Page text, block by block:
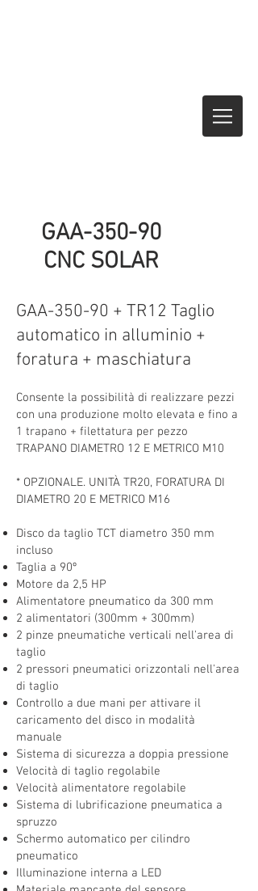
GAA-350-90
CNC SOLAR
GAA-350-90 + TR12 Taglio
automatico in alluminio +
foratura + maschiatura
Consente la possibilità di realizzare pezzi
con una produzione molto elevata e fino a
1 trapano + filettatura per pezzo
TRAPANO DIAMETRO 12 E METRICO M10
* OPZIONALE. UNITÀ TR20, FORATURA DI
DIAMETRO 20 E METRICO M16
Disco da taglio TCT diametro 350 mm
incluso
Taglia a 90º
Motore da 2,5 HP
Alimentatore pneumatico da 300 mm
2 alimentatori (300mm + 300mm)
2 pinze pneumatiche verticali nell'area di
taglio
2 pressori pneumatici orizzontali nell'area
di taglio
Controllo a due mani per attivare il
caricamento del disco in modalità
manuale
Sistema di sicurezza a doppia pressione
Velocità di taglio regolabile
Velocità alimentatore regolabile
Sistema di lubrificazione pneumatica a
spruzzo
Schermo automatico per cilindro
pneumatico
Illuminazione interna a LED